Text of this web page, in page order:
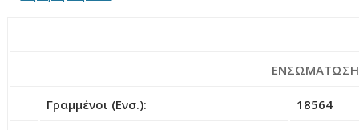
Γραμμένοι (Ενσ.): 18564